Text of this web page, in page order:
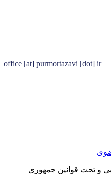
office [at] purmortazavi [dot] ir
و تحت قوانین جمهوری